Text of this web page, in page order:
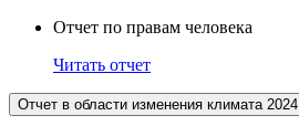
Отчет по правам человека
Читать отчет
Отчет в области изменения климата 2024